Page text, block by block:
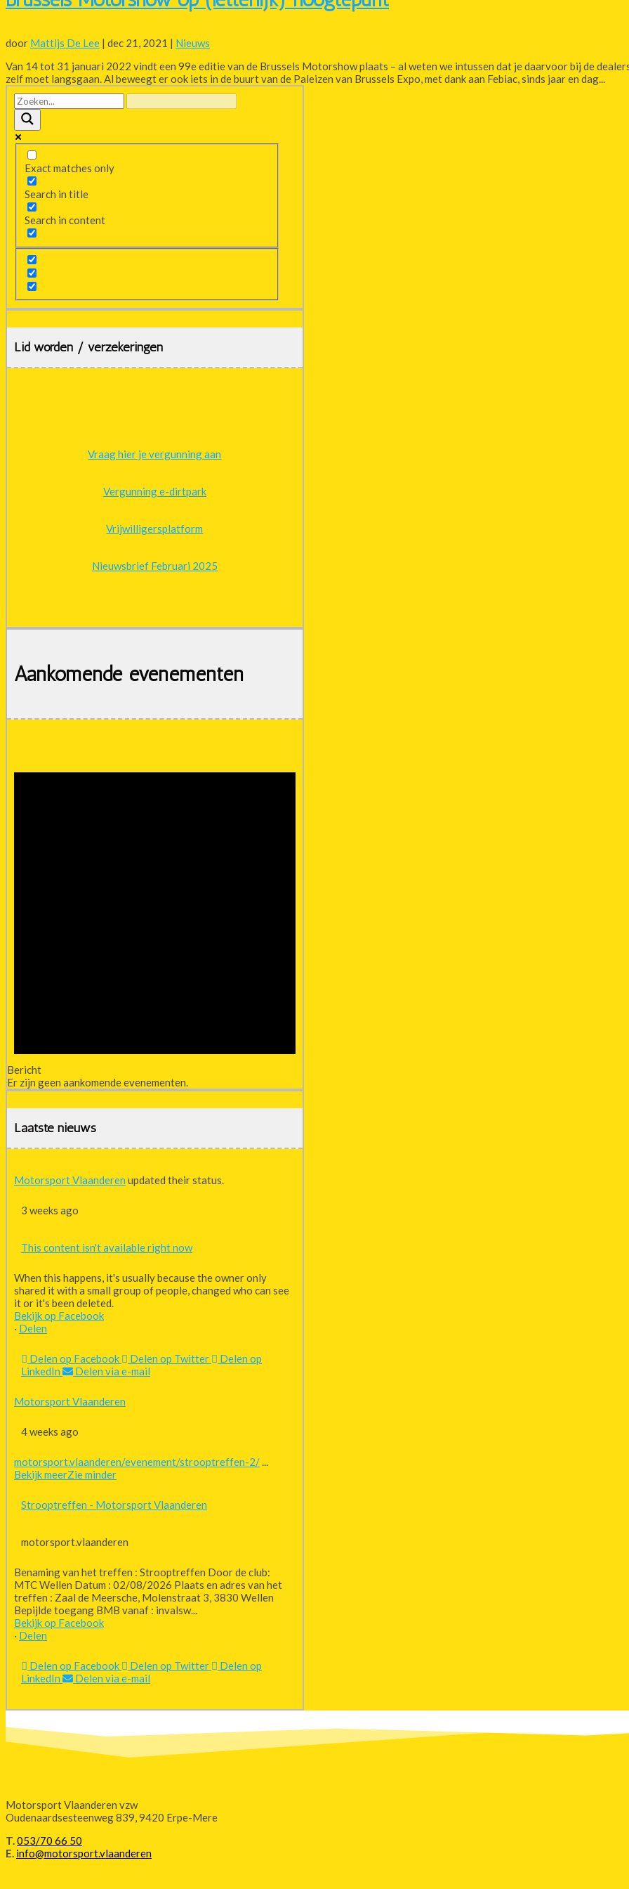
door Mattijs De Lee | dec 21, 2021 | Nieuws
Van 14 tot 31 januari 2022 vindt een 99e editie van de Brussels Motorshow plaats – al weten we intussen dat je daarvoor bij de
zelf moet langsgaan. Al beweegt er ook iets in de buurt van de Paleizen van Brussels Expo, met dank aan Febiac, sinds jaar en dag...
Exact matches only
Search in title
Search in content
Lid worden / verzekeringen
Vraag hier je vergunning aan
Vergunning e-dirtpark
Vrijwilligersplatform
Nieuwsbrief Februari 2025
Aankomende evenementen
Bericht
Er zijn geen aankomende evenementen.
Laatste nieuws
Motorsport Vlaanderen updated their status.
3 weeks ago
This content isn't available right now
When this happens, it's usually because the owner only
shared it with a small group of people, changed who can see
it or it's been deleted.
Bekijk op Facebook
· Delen
Delen op Facebook Delen op Twitter
Delen op
LinkedIn
Delen via e-mail
Motorsport Vlaanderen
4 weeks ago
motorsport.vlaanderen/evenement/strooptreffen-2/...
Bekijk meerZie minder
Strooptreffen - Motorsport Vlaanderen
motorsport.vlaanderen
Benaming van het treffen : Strooptreffen Door de club:
MTC Wellen Datum : 02/08/2026 Plaats en adres van het
treffen : Zaal de Meersche, Molenstraat 3, 3830 Wellen
Bepijlde toegang BMB vanaf : invalsw...
Bekijk op Facebook
· Delen
Delen op Facebook Delen op Twitter
Delen op
LinkedIn
Delen via e-mail
Motorsport Vlaanderen vzw
Oudenaardsesteenweg 839, 9420 Erpe-Mere
T.053/70 66 50
E. info@motorsport.vlaanderen